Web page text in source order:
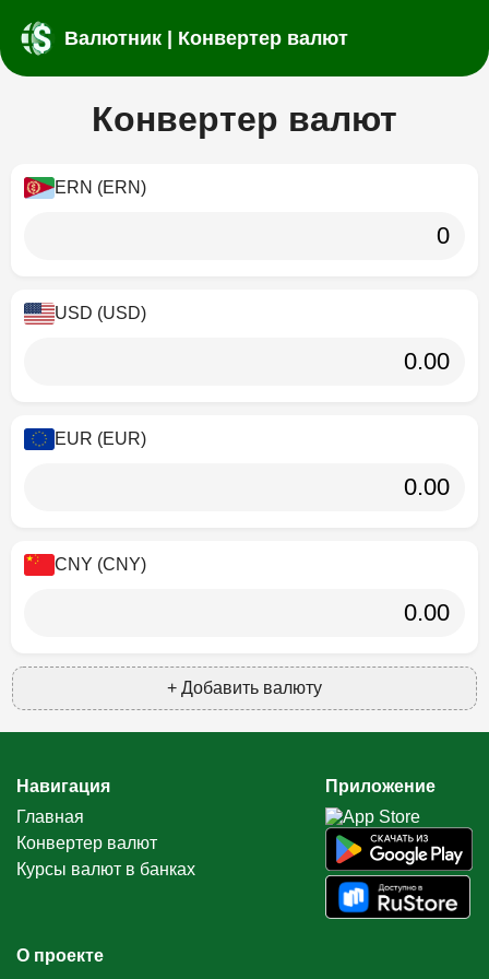
Валютник | Конвертер валют
Конвертер валют
ERN (ERN)
USD (USD)
EUR (EUR)
CNY (CNY)
+ Добавить валюту
Навигация
Главная
Конвертер валют
Курсы валют в банках
Приложение
О проекте